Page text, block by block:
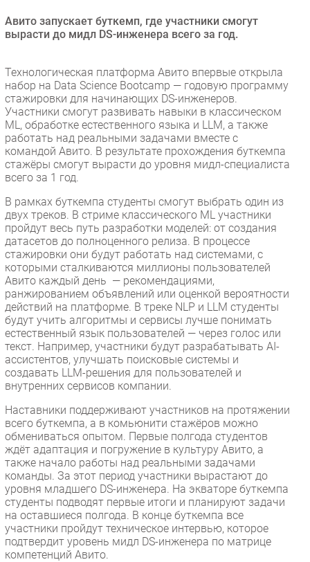
Безопасность
Инновации
Гаджеты
Здоровье
РАЗДЕЛЫ
Новости
Аналитика
Интервью
Мероприятия
Проекты
IT класс
Тестовый стенд
Каталог компаний
Авито запускает буткемп, где участники смогут
вырасти до мидл DS-инженера всего за год.
Технологическая платформа Авито впервые открыла
набор на Data Science Bootcamp — годовую программу
стажировки для начинающих DS-инженеров.
Участники смогут развивать навыки в классическом
ML, обработке естественного языка и LLM, а также
работать над реальными задачами вместе с
командой Авито. В результате прохождения буткемпа
стажёры смогут вырасти до уровня мидл-специалиста
всего за 1 год.
В рамках буткемпа студенты смогут выбрать один из
двух треков. В стриме классического ML участники
пройдут весь путь разработки моделей: от создания
датасетов до полноценного релиза. В процессе
стажировки они будут работать над системами, с
которыми сталкиваются миллионы пользователей
Авито каждый день — рекомендациями,
ранжированием объявлений или оценкой вероятности
действий на платформе. В треке NLP и LLM студенты
будут учить алгоритмы и сервисы лучше понимать
естественный язык пользователей — через голос или
текст. Например, участники будут разрабатывать AI-
ассистентов, улучшать поисковые системы и
создавать LLM-решения для пользователей и
внутренних сервисов компании.
Наставники поддерживают участников на протяжении
всего буткемпа, а в комьюнити стажёров можно
обмениваться опытом. Первые полгода студентов
ждёт адаптация и погружение в культуру Авито, а
также начало работы над реальными задачами
команды. За этот период участники вырастают до
уровня младшего DS-инженера. На экваторе буткемпа
студенты подводят первые итоги и планируют задачи
на оставшиеся полгода. В конце буткемпа все
участники пройдут техническое интервью, которое
подтвердит уровень мидл DS-инженера по матрице
компетенций Авито.